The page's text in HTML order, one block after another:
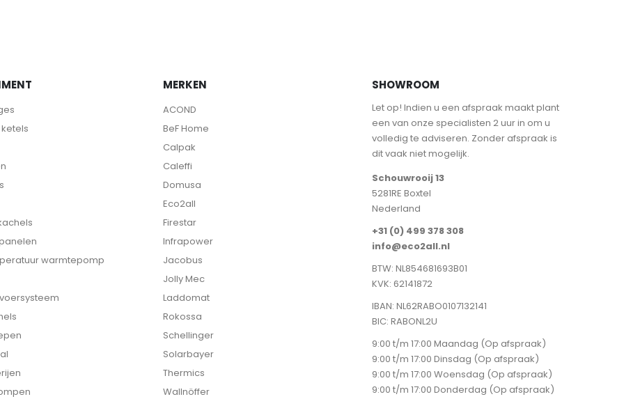
warmtepomp
MERKEN
ACOND
BeF Home
Calpak
Caleffi
Domusa
Eco2all
Firestar
Infrapower
Jacobus
Jolly Mec
Laddomat
Rokossa
Schellinger
Solarbayer
Thermics
Wallnöffer
SHOWROOM
Let op! Indien u een afspraak maakt plant
een van onze specialisten 2 uur in om u
volledig te adviseren. Zonder afspraak is
dit vaak niet mogelijk.
Schouwrooij 13
5281RE Boxtel
Nederland
+31 (0) 499 378 308
info@eco2all.nl
BTW: NL854681693B01
KVK: 62141872
IBAN: NL62RABO0107132141
BIC: RABONL2U
9:00 t/m 17:00 Maandag (Op afspraak)
9:00 t/m 17:00 Dinsdag (Op afspraak)
9:00 t/m 17:00 Woensdag (Op afspraak)
9:00 t/m 17:00 Donderdag (Op afspraak)